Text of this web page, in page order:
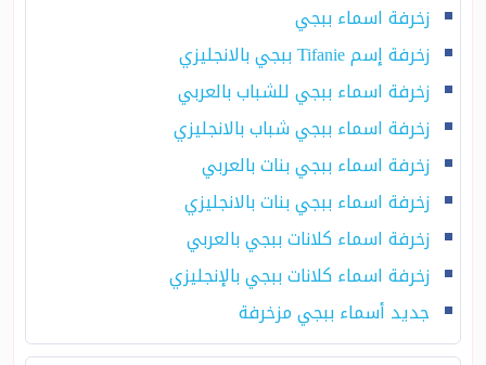
زخرفة اسماء ببجي
زخرفة إسم Tifanie ببجي بالانجليزي
زخرفة اسماء ببجي للشباب بالعربي
زخرفة اسماء ببجي شباب بالانجليزي
زخرفة اسماء ببجي بنات بالعربي
زخرفة اسماء ببجي بنات بالانجليزي
زخرفة اسماء كلانات ببجي بالعربي
زخرفة اسماء كلانات ببجي بالإنجليزي
جديد أسماء ببجي مزخرفة